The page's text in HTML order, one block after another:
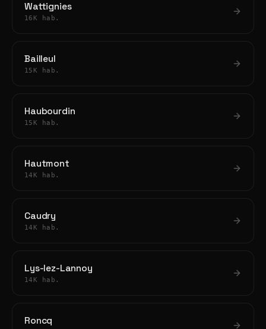
Wattignies
16K hab.
Bailleul
15K hab.
Haubourdin
15K hab.
Hautmont
14K hab.
Caudry
14K hab.
Lys-lez-Lannoy
14K hab.
Roncq